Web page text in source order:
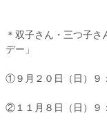
＊双子さん・三つ子
デー」
①９月２０日（日）９
②１１月８日（日）９